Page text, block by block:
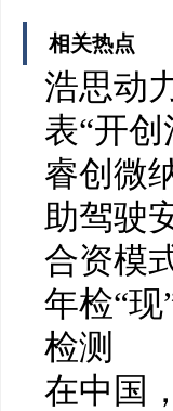
相关热点
浩思动
表“开
睿创微
助驾驶
合资模
年检“
检测
在中国